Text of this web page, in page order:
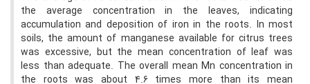
the average concentration in the leaves, indicating
accumulation and deposition of iron in the roots. In most
soils, the amount of manganese available for citrus trees
was excessive, but the mean concentration of leaf was
less than adequate. The overall mean Mn concentration in
the roots was about 4.6 times more than its mean